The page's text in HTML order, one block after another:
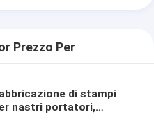
Prezzo Per
di stampi
nastri portatori,